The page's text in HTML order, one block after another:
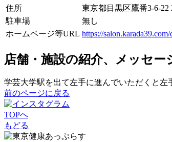
住所
東京都目黒区鷹番3-6-22
駐車場
無し
ホームページ等URL https://
店舗・施設の紹介、メッセー
前のページに戻る
TOPへ
もどる